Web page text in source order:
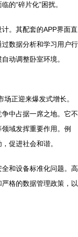
的“碎片化”困扰。
。其配套的APP界面直
数据分析和学习用户行
动调整卧室环境。
正迎来爆发式增长。
中占据一席之地。它不
域发挥重要作用。例
促进社会和谐。
和设备标准化问题。高
格的数据管理政策，以